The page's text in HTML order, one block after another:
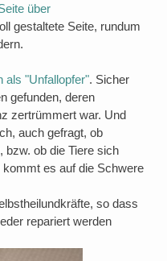
über
gestaltete Seite, rundum
als "Unfallopfer". Sicher
gefunden, deren
zertrümmert war. Und
auch gefragt, ob
bzw. ob die Tiere sich
es auf die Schwere
so dass
repariert werden